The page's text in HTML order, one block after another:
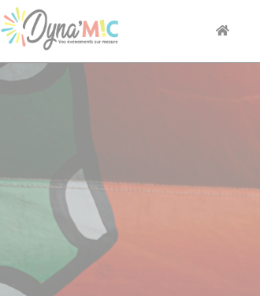
Panneau de gestion des cookies